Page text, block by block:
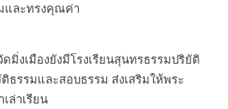
และทรงคุณค่า
ดมิ่งเมืองยังมีโรงเรียนสุนทรธรรมปริยัติ
ธรรมและสอบธรรม ส่งเสริมให้พระ
ล่าเรียน